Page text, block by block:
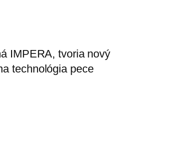
IMPERA, tvoria nový
technológia pece